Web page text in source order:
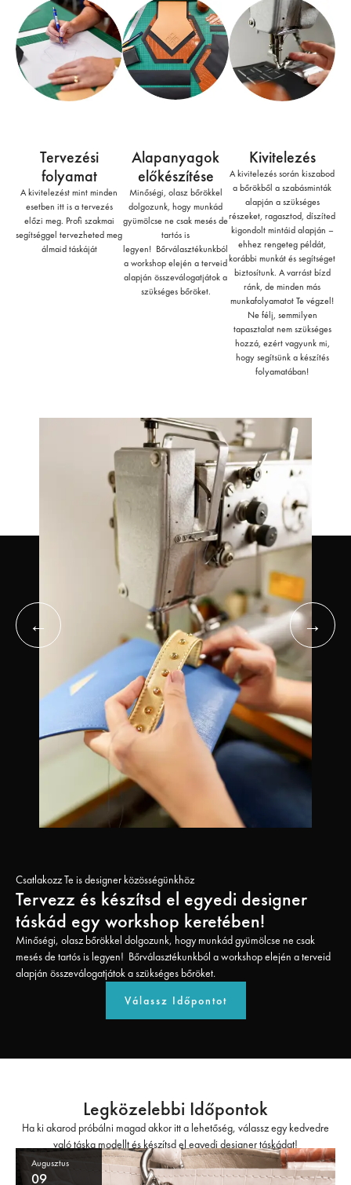
Tervezési
folyamat
A kivitelezést mint minden
esetben itt is a tervezés
előzi meg. Profi szakmai
segítséggel tervezheted meg
álmaid táskáját
Alapanyagok
előkészítése
Minőségi, olasz bőrökkel
dolgozunk, hogy munkád
gyümölcse ne csak mesés de
tartós is
legyen! Bőrválasztékunkból
a workshop elején a terveid
alapján összeválogatjátok a
szükséges bőröket.
Kivitelezés
A kivitelezés során kiszabod
a bőrökből a szabásminták
alapján a szükséges
részeket, ragasztod, díszíted
kigondolt mintáid alapján –
ehhez rengeteg példát,
korábbi munkát és segítséget
biztosítunk. A varrást bízd
ránk, de minden más
munkafolyamatot Te végzel!
Ne félj, semmilyen
tapasztalat nem szükséges
hozzá, ezért vagyunk mi,
hogy segítsünk a készítés
folyamatában!
Csatlakozz Te is designer közösségünkhöz
Tervezz és készítsd el egyedi designer
táskád egy workshop keretében!
Minőségi, olasz bőrökkel dolgozunk, hogy munkád gyümölcse ne csak
mesés de tartós is legyen! Bőrválasztékunkból a workshop elején a terveid
alapján összeválogatjátok a szükséges bőröket.
Válassz Időpontot
Legközelebbi Időpontok
Ha ki akarod próbálni magad akkor itt a lehetőség, válassz egy kedvedre
való táska modellt és készítsd el egyedi designer táskádat!
Augusztus
09